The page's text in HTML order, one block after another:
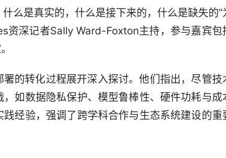
么是真实的，什么是接下来的，什么是缺失的”
资深记者Sally Ward-Foxton主持，参与嘉宾包
的转化过程展开深入探讨。他们指出，尽管技
如数据隐私保护、模型鲁棒性、硬件功耗与成
经验，强调了跨学科合作与生态系统建设的重